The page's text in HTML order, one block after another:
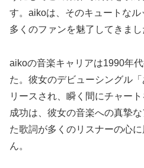
す。aikoは、そのキュートなル
多くのファンを魅了してきまし
aikoの音楽キャリアは1990年
た。彼女のデビューシングル
リースされ、瞬く間にチャー
成功は、彼女の音楽への真摯
た歌詞が多くのリスナーの心
ん。